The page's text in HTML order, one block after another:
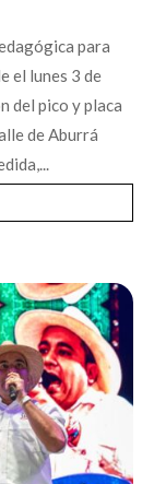
para
el lunes 3 de
del pico y placa
de Aburrá